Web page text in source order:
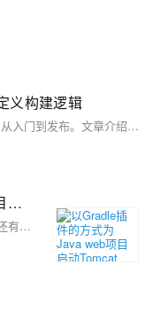
义构建逻辑
【6月更文挑战第5天】Gradle插件开发详解：从入门到发布。文章介绍如何创建自定义插件，强调依赖管理、任务命名和配置阶段的理解。示例代码展示插件实现及避免常见问题的方法。最后，讨论插件的发布与共享，助你提升构建效率并贡献于开发者社区。动手实践，打造强大Gradle插件！
以Gradle插件的方式为Java web项目启动Tomcat
在社区版IntelliJ IDEA除了用SmartTomcat，还有什么方式可以在可调试的情况下启动Tomcat呢，来试试com.bmuschko.tomcat插件吧